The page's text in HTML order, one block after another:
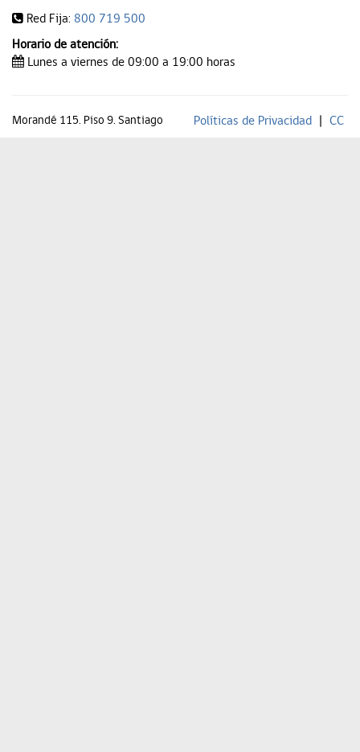
Red Fija: 800 719 500
Horario de atención:
Lunes a viernes de 09:00 a 19:00 horas
Morandé 115. Piso 9. Santiago Políticas de Privacidad | CC